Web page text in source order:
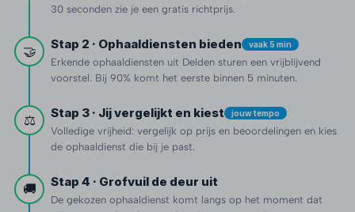
30 seconden zie je een gratis richtprijs.
🤝 Stap 2 · Ophaaldiensten bieden vaak 5 min
Erkende ophaaldiensten uit Delden sturen een vrijblijvend
voorstel. Bij 90% komt het eerste binnen 5 minuten.
⚖️ Stap 3 · Jij vergelijkt en kiest jouw tempo
Volledige vrijheid: vergelijk op prijs en beoordelingen en kies
de ophaaldienst die bij je past.
🚚 Stap 4 · Grofvuil de deur uit
De gekozen ophaaldienst komt langs op het moment dat